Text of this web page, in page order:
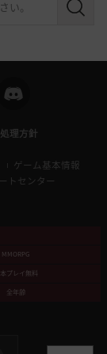
検
理方針
ゲーム基本情報
トセンター
MMORPG
プレイ無料
全年齢